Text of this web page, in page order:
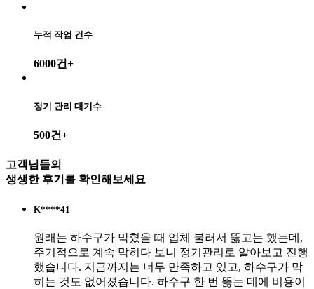
누적 작업 건수
6000건+
정기 관리 대기수
500건+
고객님들의
생생한 후기를 확인해보세요
K****41
원래는 하수구가 막혔을 때 업체 불러서 뚫고는 했는데,
주기적으로 계속 막히다 보니 정기관리로 알아보고 진행
했습니다. 지금까지는 너무 만족하고 있고, 하수구가 막
히는 것도 없어졌습니다. 하수구 한 번 뚫는 데에 비용이